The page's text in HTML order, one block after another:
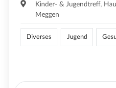
Kinder- & Jugendtreff,
Meggen
Diverses Jugend